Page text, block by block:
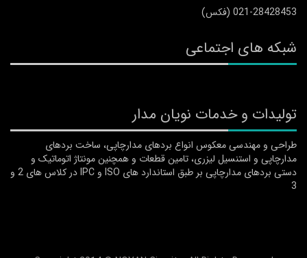
021-28428453 (فکس)
شبکه های اجتماعی
تولیدات و خدمات نویان مدار
طراحی و مهندسی معکوس انواع بردهای مدارچاپی، ساخت بردهای
مدارچاپی و استنسیل لیزری، تامین قطعات و همچنین مونتاژ اتوماتیک و
دستی بردهای مدارچاپی بر طبق استاندارد های ISO و IPC در کلاس های 2 و
3